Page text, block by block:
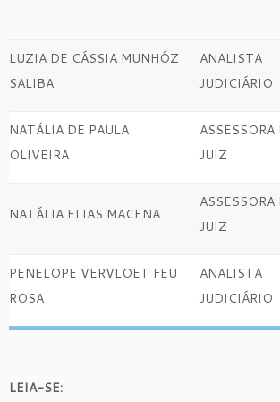
LUZIA DE CÁSSIA MUNHÓZ
SALIBA
ANALISTA
JUDICIÁRIO
NATÁLIA DE PAULA
OLIVEIRA
ASSESSORA
JUIZ
NATÁLIA ELIAS MACENA
ASSESSORA
JUIZ
PENELOPE VERVLOET FEU
ROSA
ANALISTA
JUDICIÁRIO
LEIA-SE: